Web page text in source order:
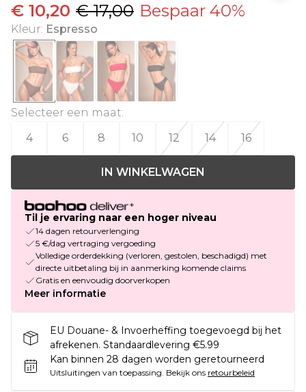
€ 10,20 € 17,00 Bespaar 40%
Kleur: Espresso
Selecteer een maat:
4
6 8 10 12 14 16
IN WINKELWAGEN
Til je ervaring naar een hoger niveau
14 dagen retourverlenging
5 €/dag vertraging vergoeding
Volledige orderdekking (verloren, gestolen, beschadigd) met
directe uitbetaling bij in aanmerking komende claims
Gratis en eenvoudig doorverkopen
Meer informatie
EU Douane- & Invoerheffing toegevoegd bij het
afrekenen. Standaardlevering €5.99
Kan binnen 28 dagen worden geretourneerd
Uitsluitingen van toepassing. Bekijk ons retourbeleid